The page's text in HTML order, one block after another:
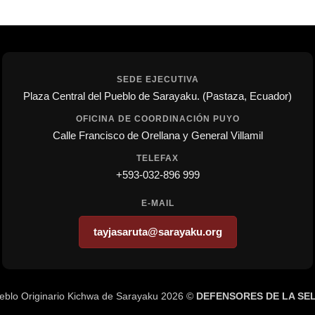
SEDE EJECUTIVA
Plaza Central del Pueblo de Sarayaku. (Pastaza, Ecuador)
OFICINA DE COORDINACIÓN PUYO
Calle Francisco de Orellana y General Villamil
TELEFAX
+593-032-896 999
E-MAIL
tayjasaruta@sarayaku.org
Originario Kichwa de Sarayaku 2026 © DEFENSORES DE LA